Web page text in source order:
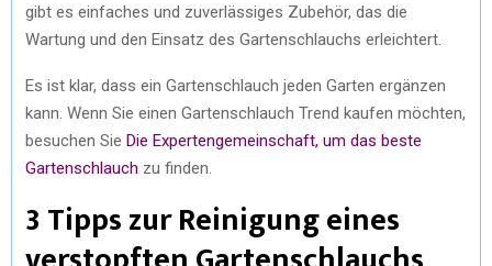
gibt es einfaches und zuverlässiges Zubehör, das die
Wartung und den Einsatz des Gartenschlauchs erleichtert.
Es ist klar, dass ein Gartenschlauch jeden Garten ergänzen
kann. Wenn Sie einen Gartenschlauch Trend kaufen möchten,
besuchen Sie Die Expertengemeinschaft, um das beste
Gartenschlauch zu finden.
3 Tipps zur Reinigung eines